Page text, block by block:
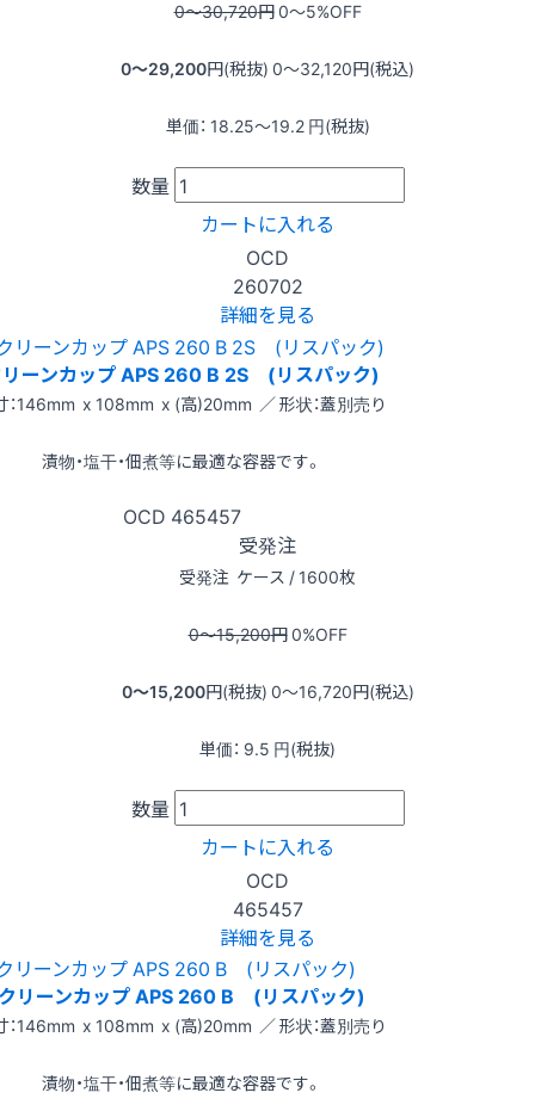
0〜30,720円0〜5%OFF
0〜29,200円(税抜) 0〜32,120円(税込)
単価： 18.25〜19.2 円(税抜)
数量
カートに入れる
OCD
260702
詳細を見る
ーンカップ APS 260 B 2S (リスパック)
：146mm x 108mm x (高)20mm ／ 形状：蓋別売り
漬物・塩干・佃煮等に最適な容器です。
OCD 465457
受発注
受発注 ケース / 1600枚
0〜15,200円0%OFF
0〜15,200円(税抜) 0〜16,720円(税込)
単価： 9.5 円(税抜)
数量
カートに入れる
OCD
465457
詳細を見る
リーンカップ APS 260 B (リスパック)
：146mm x 108mm x (高)20mm ／ 形状：蓋別売り
漬物・塩干・佃煮等に最適な容器です。